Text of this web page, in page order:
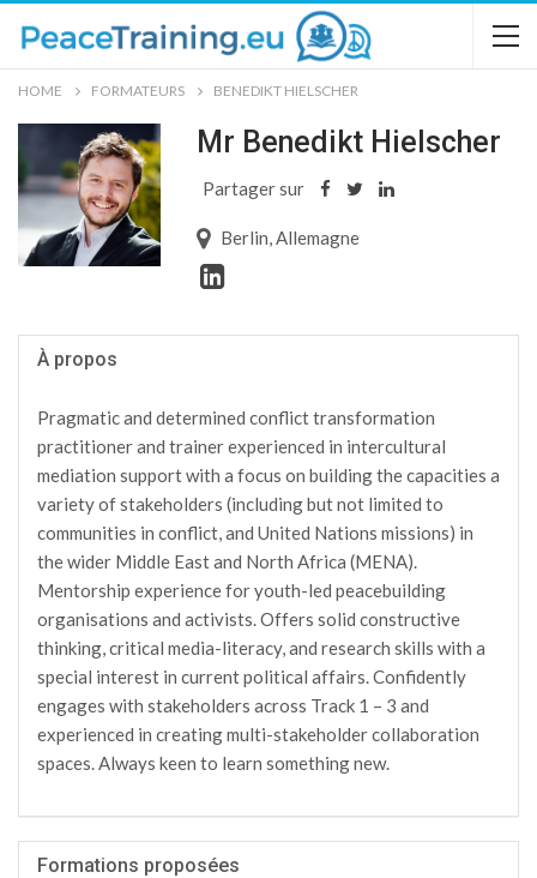
HOME FORMATEURS BENEDIKT HIELSCHER
Mr Benedikt Hielscher
Partager sur
Berlin, Allemagne
À propos
Pragmatic and determined conflict transformation
practitioner and trainer experienced in intercultural
mediation support with a focus on building the capacities a
variety of stakeholders (including but not limited to
communities in conflict, and United Nations missions) in
the wider Middle East and North Africa (MENA).
Mentorship experience for youth-led peacebuilding
organisations and activists. Offers solid constructive
thinking, critical media-literacy, and research skills with a
special interest in current political affairs. Confidently
engages with stakeholders across Track 1 – 3 and
experienced in creating multi-stakeholder collaboration
spaces. Always keen to learn something new.
Formations proposées